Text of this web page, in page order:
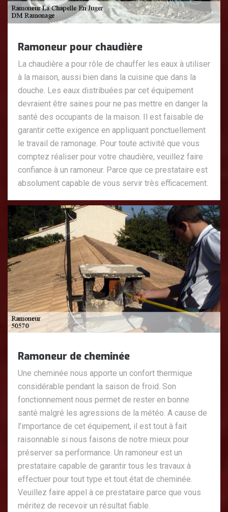
Ramoneur pour chaudière
La chaudière a pour rôle de chauffer les eaux à utiliser
à la maison, aussi bien dans la cuisine que dans la
douche. Les eaux distribuées par cet équipement
devraient être saines pour ne pas mettre en danger la
santé des occupants de la maison. Il est faisable de
garantir cette exigence en appliquant ponctuellement
le travail de ramonage. Pour toute activité que vous
comptez réaliser pour votre chaudière, veuillez faire
confiance à un ramoneur. Parce que ce prestataire est
absolument capable de vous servir très efficacement.
Ramoneur de cheminée
Une cheminée nous apporte un confort thermique
considérable pendant la saison de froid. Son
fonctionnement nous permet de rester en bonne
santé malgré les agressions de la météo. A cause de
l’importance de cet équipement, il est tout à fait
raisonnable si nous faisons de notre mieux pour
préserver sa performance. Un ramoneur est un
prestataire capable de garantir tous les travaux à
effectuer pour tout type et tout état de cheminée.
Veuillez faire appel à ce prestataire parce que vous
méritez de recevoir un résultat fiable.